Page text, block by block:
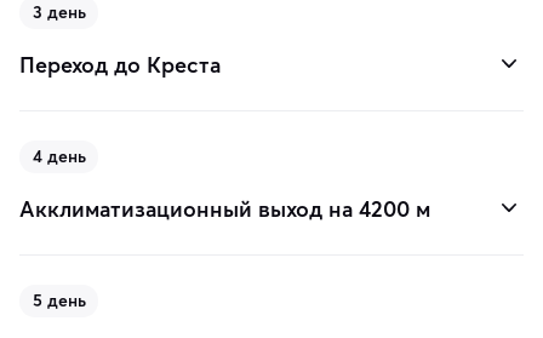
3 день
Переход до Креста
4 день
Акклиматизационный выход на 4200 м
5 день